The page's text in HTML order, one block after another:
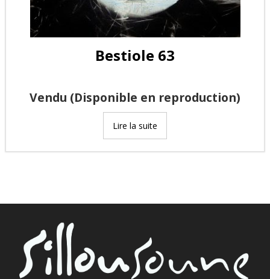
Bestiole 63
Vendu (Disponible en reproduction)
Lire la suite